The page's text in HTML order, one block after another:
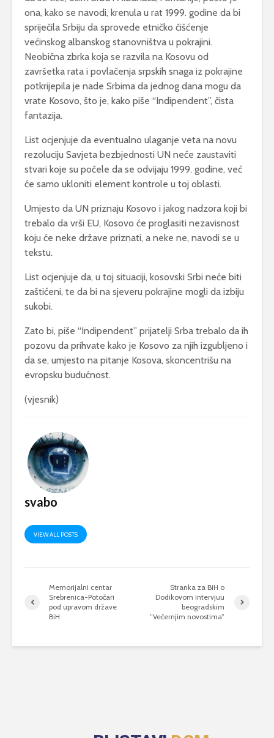
ona, kako se navodi, krenula u rat 1999. godine da bi
spriječila Srbiju da sprovede etničko čišćenje
većinskog albanskog stanovništva u pokrajini.
Neobična zbrka koja se razvila na Kosovu od
završetka rata i povlačenja srpskih snaga iz pokrajine
potkrijepila je nade Srbima da jednog dana mogu da
vrate Kosovo, što je, kako piše “Indipendent”, čista
fantazija.
List ocjenjuje da eventualno ulaganje veta na novu
rezoluciju Savjeta bezbjednosti UN neće zaustaviti
stvari koje su počele da se odvijaju 1999. godine, već
će samo ukloniti element kontrole u toj oblasti.
Umjesto da UN priznaju Kosovo i jakog nadzora koji bi
trebalo da vrši EU, Kosovo će proglasiti nezavisnost
koju će neke države priznati, a neke ne, navodi se u
tekstu.
List ocjenjuje da, u toj situaciji, kosovski Srbi neće biti
zaštićeni, te da bi na sjeveru pokrajine mogli da izbiju
sukobi.
Zato bi, piše “Indipendent” prijatelji Srba trebalo da ih
pozovu da prihvate kako je Kosovo za njih izgubljeno i
da se, umjesto na pitanje Kosova, skoncentrišu na
evropsku budućnost.
(vjesnik)
svabo
VIEW ALL POSTS
Memorijalni centar
Srebrenica-Potočari
pod upravom države
BiH
Stranka za BiH o
Dodikovom intervjuu
beogradskim
”Večernjim novostima”